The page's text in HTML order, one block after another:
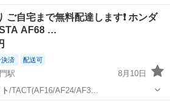
スズキ DIO
ご自宅まで無料配達します❗ ホンダ
DIO CESTA AF68 …
決済 配送可
駅
8月10日
/TACT(AF16/AF24/AF3…